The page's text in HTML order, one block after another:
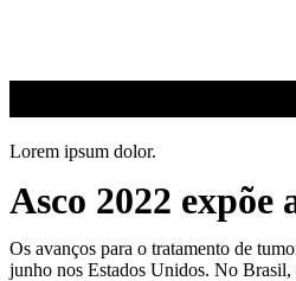
conteúdo
Lorem ipsum dolor.
Asco 2022
Os avanços para o tratamento de
junho nos Estados Unidos. No Brasil,